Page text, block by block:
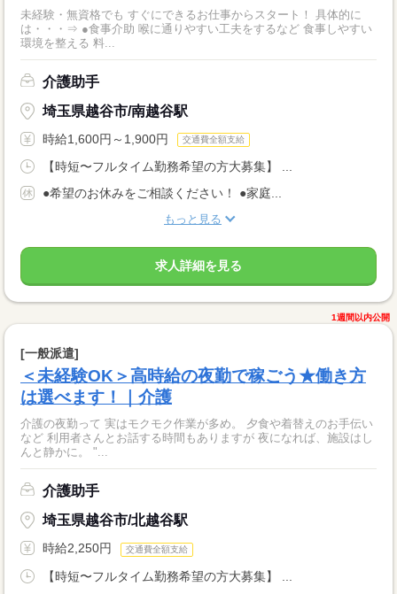
未経験・無資格でも すぐにできるお仕事からスタート！ 具体的に
は・・・⇒ ●食事介助 喉に通りやすい工夫をするなど 食事しやすい
環境を整える 料...
介護助手
埼玉県越谷市/南越谷駅
時給1,600円～1,900円 交通費全額支給
【時短〜フルタイム勤務希望の方大募集】 ...
●希望のお休みをご相談ください！ ●家庭...
もっと見る
求人詳細を見る
1週間以内公開
[一般派遣]
＜未経験OK＞高時給の夜勤で稼ごう★働き方
は選べます！｜介護
介護の夜勤って 実はモクモク作業が多め。 夕食や着替えのお手伝い
など 利用者さんとお話する時間もありますが 夜になれば、施設はし
んと静かに。 "...
介護助手
埼玉県越谷市/北越谷駅
時給2,250円 交通費全額支給
【時短〜フルタイム勤務希望の方大募集】 ...